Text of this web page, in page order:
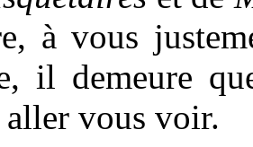
à vous
il demeure
aller vous voir.